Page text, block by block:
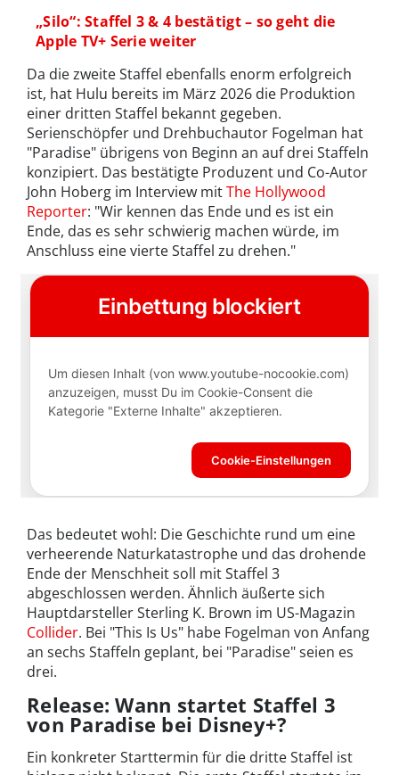
„Silo“: Staffel 3 & 4 bestätigt – so geht die
Apple TV+ Serie weiter
Da die zweite Staffel ebenfalls enorm erfolgreich
ist, hat Hulu bereits im März 2026 die Produktion
einer dritten Staffel bekannt gegeben.
Serienschöpfer und Drehbuchautor Fogelman hat
"Paradise" übrigens von Beginn an auf drei Staffeln
konzipiert. Das bestätigte Produzent und Co-Autor
John Hoberg im Interview mitThe Hollywood
Reporter: "Wir kennen das Ende und es ist ein
Ende, das es sehr schwierig machen würde, im
Anschluss eine vierte Staffel zu drehen."
Das bedeutet wohl: Die Geschichte rund um eine
verheerende Naturkatastrophe und das drohende
Ende der Menschheit soll mit Staffel 3
abgeschlossen werden. Ähnlich äußerte sich
Hauptdarsteller Sterling K. Brown im US-Magazin
Collider. Bei "This Is Us" habe Fogelman von Anfang
an sechs Staffeln geplant, bei "Paradise" seien es
drei.
Release: Wann startet Staffel 3
von Paradise bei Disney+?
Ein konkreter Starttermin für die dritte Staffel ist